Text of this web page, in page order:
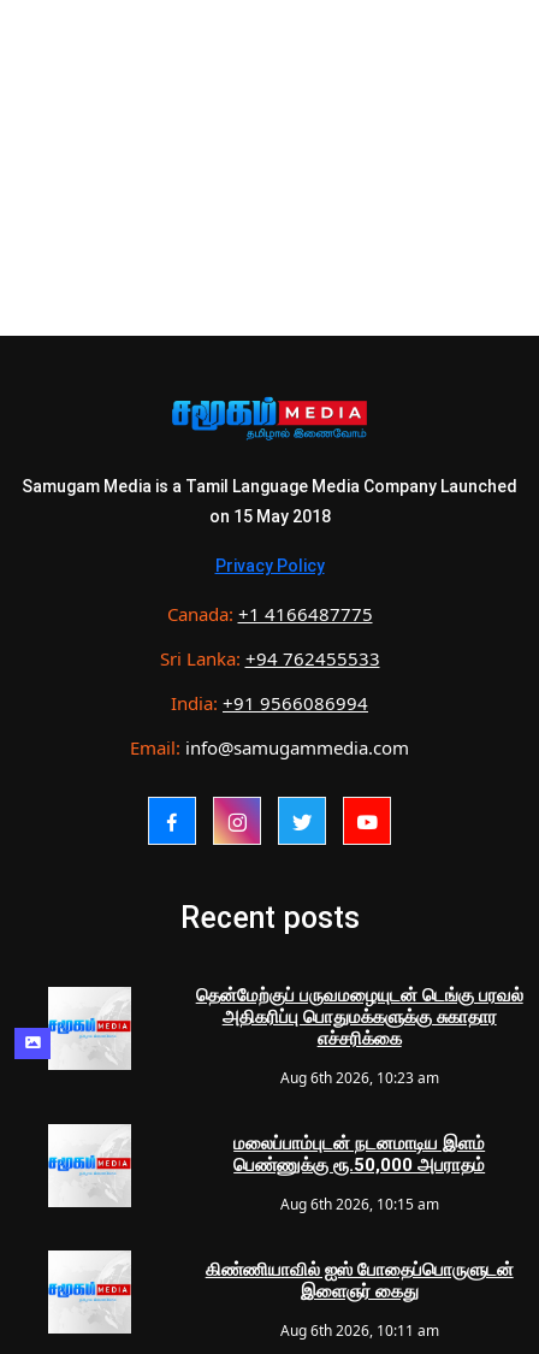
Samugam Media is a Tamil Language Media Company Launched
on 15 May 2018
Privacy Policy
Canada: +1 4166487775
Sri Lanka: +94 762455533
India: +91 9566086994
Email: info@samugammedia.com
Recent posts
தென்மேற்குப் பருவமழையுடன் டெங்கு பரவல்
அதிகரிப்பு பொதுமக்களுக்கு சுகாதார
எச்சரிக்கை
Aug 6th 2026, 10:23 am
மலைப்பாம்புடன் நடனமாடிய இளம்
பெண்ணுக்கு ரூ.50,000 அபராதம்
Aug 6th 2026, 10:15 am
கிண்ணியாவில் ஐஸ் போதைப்பொருளுடன்
இளைஞர் கைது
Aug 6th 2026, 10:11 am